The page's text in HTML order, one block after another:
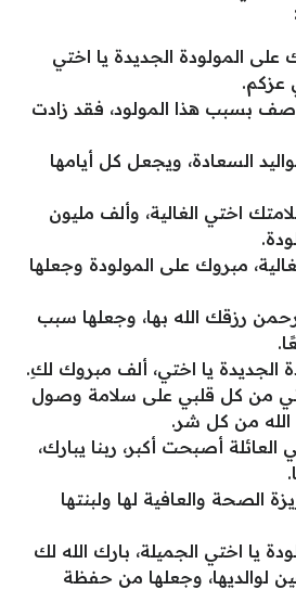
المولودة الجديدة يا اختي
عزكم.
بسبب هذا المولود، فقد زادت
السعادة، ويجعل كل أيامها
اختي الغالية، وألف مليون
مبروك على المولودة وجعلها
رزقك الله بها، وجعلها سبب
الجديدة يا اختي، ألف مبروك لكِ.
من كل قلبي على سلامة وصول
الله من كل شر.
أصبحت أكبر، ربنا يبارك،
الصحة والعافية لها ولبنتها
يا اختي الجميلة، بارك الله لك
لوالديها، وجعلها من حفظة